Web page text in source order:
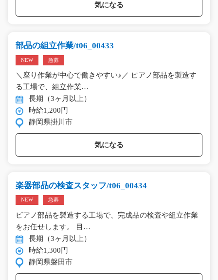
気になる
部品の組立作業/t06_00433
NEW 急募
＼座り作業が中心で働きやすい♪／ ピアノ部品を製造す
る工場で、組立作業…
長期（3ヶ月以上）
時給1,200円
静岡県掛川市
気になる
楽器部品の検査スタッフ/t06_00434
NEW 急募
ピアノ部品を製造する工場で、完成品の検査や組立作業
をお任せします。 目…
長期（3ヶ月以上）
時給1,300円
静岡県磐田市